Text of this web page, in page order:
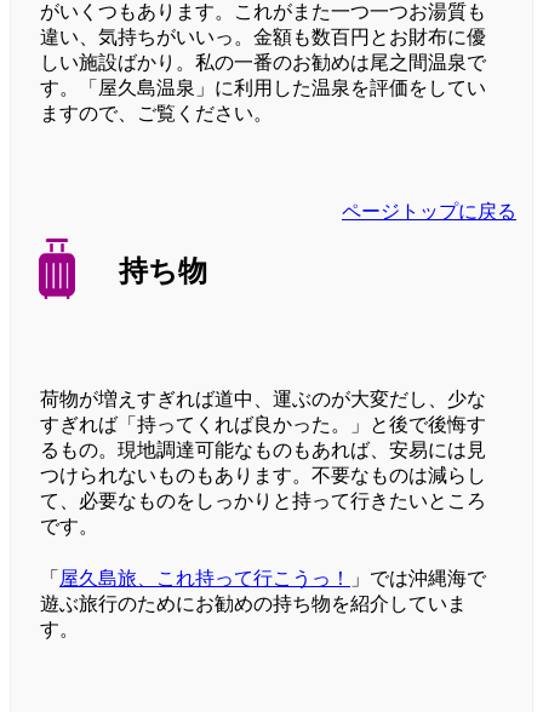
がいくつもあります。これがまた一つ一つお湯質も
違い、気持ちがいいっ。金額も数百円とお財布に優
しい施設ばかり。私の一番のお勧めは尾之間温泉で
す。「屋久島温泉」に利用した温泉を評価をしてい
ますので、ご覧ください。
ページトップに戻る
持ち物
荷物が増えすぎれば道中、運ぶのが大変だし、少な
すぎれば「持ってくれば良かった。」と後で後悔す
るもの。現地調達可能なものもあれば、安易には見
つけられないものもあります。不要なものは減らし
て、必要なものをしっかりと持って行きたいところ
です。
「 屋久島旅、これ持って行こうっ！
」では沖縄海で
遊ぶ旅行のためにお勧めの持ち物を紹介していま
す。